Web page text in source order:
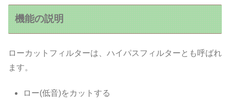
機能の説明
ローカットフィルターは、ハイパスフィルターとも呼ばれ
ます。
ロー(低音)をカットする